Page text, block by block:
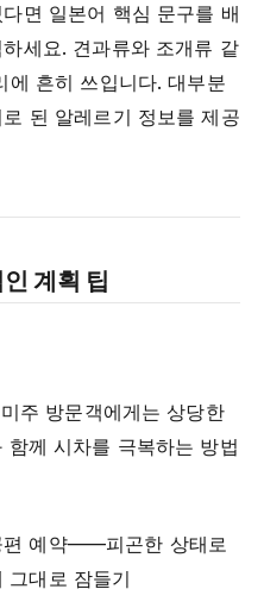
면 일본어 핵심 문구를 배
세요. 견과류와 조개류 같
에 흔히 쓰입니다. 대부분
된 알레르기 정보를 제공
계획 팁
주 방문객에게는 상당한
께 시차를 극복하는 방법
편 예약——피곤한 상태로
그대로 잠들기